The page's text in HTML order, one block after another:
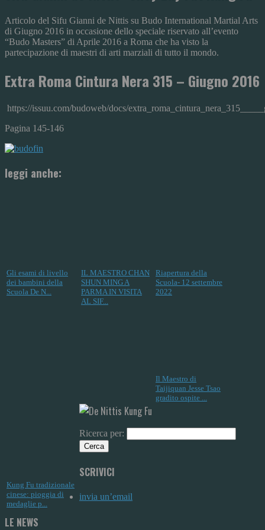
Articolo del Sifu Gianni de Nittis su Budo International Martial Arts
di Giugno 2016 in occasione dello speciale riservato all’evento
“Budo Masters” di Aprile 2016 a Roma che ha visto la
partecipazione di maestri di arti marziali di tutto il mondo.
Extra Roma Cintura Nera 315 – Giugno 2016
https://issuu.com/budoweb/docs/
Pagina 145-146
leggi anche:
Gli esami di livello
dei bambini della
Scuola De N...
IL MAESTRO CHAN
SHUN MING A
PARMA IN VISITA
AL SIF...
Riapertura della
Scuola- 12 settembre
2022
Il Maestro di
Taijiquan Jesse Tsao
gradito ospite ...
Kung Fu tradizionale
cinese: pioggia di
medaglie p...
Ricerca per:
SCRIVICI
invia un’email
LE NEWS